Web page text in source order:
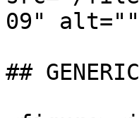
09"
##